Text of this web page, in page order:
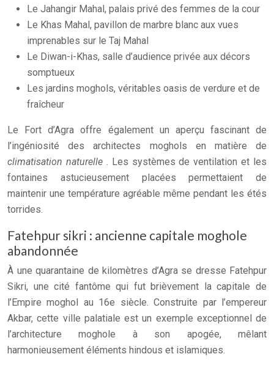
Le Jahangir Mahal, palais privé des femmes de la cour
Le Khas Mahal, pavillon de marbre blanc aux vues
imprenables sur le Taj Mahal
Le Diwan-i-Khas, salle d’audience privée aux décors
somptueux
Les jardins moghols, véritables oasis de verdure et de
fraîcheur
Le Fort d’Agra offre également un aperçu fascinant de
l’ingéniosité des architectes moghols en matière de
climatisation naturelle . Les systèmes de ventilation et les
fontaines astucieusement placées permettaient de
maintenir une température agréable même pendant les étés
torrides.
Fatehpur sikri : ancienne capitale moghole
abandonnée
À une quarantaine de kilomètres d’Agra se dresse Fatehpur
Sikri, une cité fantôme qui fut brièvement la capitale de
l’Empire moghol au 16e siècle. Construite par l’empereur
Akbar, cette ville palatiale est un exemple exceptionnel de
l’architecture moghole à son apogée, mêlant
harmonieusement éléments hindous et islamiques.